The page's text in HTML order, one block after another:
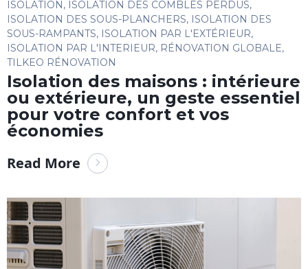
ISOLATION, ISOLATION DES COMBLES PERDUS,
ISOLATION DES SOUS-PLANCHERS, ISOLATION DES
SOUS-RAMPANTS, ISOLATION PAR L'EXTÉRIEUR,
ISOLATION PAR L'INTERIEUR, RÉNOVATION GLOBALE,
TILKEO RÉNOVATION
Isolation des maisons : intérieure
ou extérieure, un geste essentiel
pour votre confort et vos
économies
Read More